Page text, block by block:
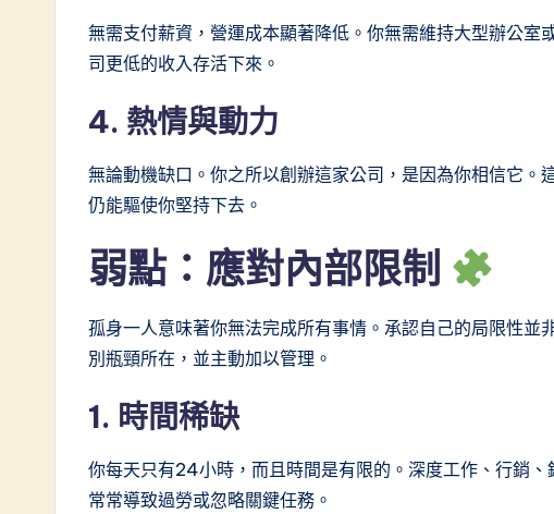
無需支付薪資，營運成本顯著降低。你無需維持大型辦公室
司更低的收入存活下來。
4. 熱情與動力
無論動機缺口。你之所以創辦這家公司，是因為你相信它。
仍能驅使你堅持下去。
弱點：應對內部限制
孤身一人意味著你無法完成所有事情。承認自己的局限性並
別瓶頸所在，並主動加以管理。
1. 時間稀缺
你每天只有24小時，而且時間是有限的。深度工作、行銷
常常導致過勞或忽略關鍵任務。